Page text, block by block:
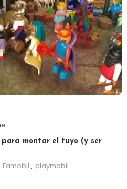
para montar el tuyo (y ser
Famobil , playmobil